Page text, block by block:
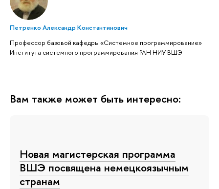
Петренко Александр Константинович
Профессор базовой кафедры «Системное программирование»
Института системного программирования РАН НИУ ВШЭ
Вам также может быть интересно:
Новая магистерская программа
ВШЭ посвящена немецкоязычным
странам